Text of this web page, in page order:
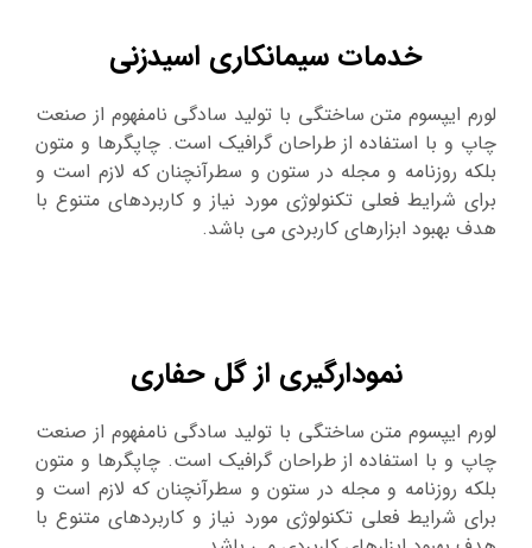
خدمات سیمانکاری اسیدزنی
لورم ایپسوم متن ساختگی با تولید سادگی نامفهوم از صنعت
چاپ و با استفاده از طراحان گرافیک است. چاپگرها و متون
بلکه روزنامه و مجله در ستون و سطرآنچنان که لازم است و
برای شرایط فعلی تکنولوژی مورد نیاز و کاربردهای متنوع با
هدف بهبود ابزارهای کاربردی می باشد.
نمودارگیری از گل حفاری
لورم ایپسوم متن ساختگی با تولید سادگی نامفهوم از صنعت
چاپ و با استفاده از طراحان گرافیک است. چاپگرها و متون
بلکه روزنامه و مجله در ستون و سطرآنچنان که لازم است و
برای شرایط فعلی تکنولوژی مورد نیاز و کاربردهای متنوع با